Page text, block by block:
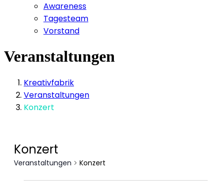
Awareness
Tagesteam
Vorstand
Veranstaltungen
Kreativfabrik
Veranstaltungen
Konzert
Konzert
Veranstaltungen Konzert